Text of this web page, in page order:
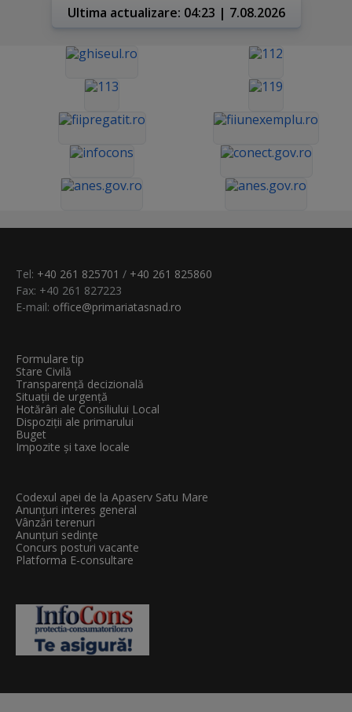
Ultima actualizare: 04:23 | 7.08.2026
Tel: +40 261 825701 / +40 261 825860
Fax: +40 261 827223
E-mail: office@primariatasnad.ro
Formulare tip
Stare Civilă
Transparenţă decizională
Situații de urgență
Hotărâri ale Consiliului Local
Dispoziții ale primarului
Buget
Impozite și taxe locale
Codexul apei de la Apaserv Satu Mare
Anunțuri interes general
Vânzări terenuri
Anunțuri sedințe
Concurs posturi vacante
Platforma E-consultare